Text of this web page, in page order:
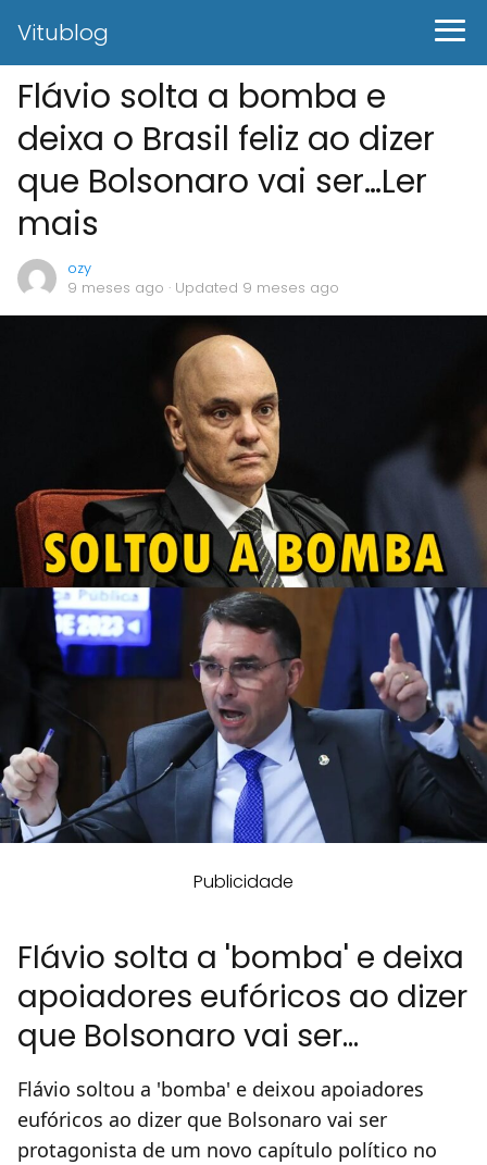
Vitublog
Flávio solta a bomba e
deixa o Brasil feliz ao dizer
que Bolsonaro vai ser…Ler
mais
ozy
9 meses ago · Updated 9 meses ago
Publicidade
Flávio solta a 'bomba' e deixa
apoiadores eufóricos ao dizer
que Bolsonaro vai ser…
Flávio soltou a 'bomba' e deixou apoiadores
eufóricos ao dizer que Bolsonaro vai ser
protagonista de um novo capítulo político no